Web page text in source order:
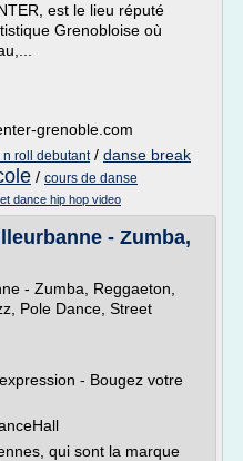
est le lieu réputé
Grenobloise où
grenoble.com
roll debutant/ danse break
/ cours de danse
dance hip hop video
- Zumba,
- Zumba, Reggaeton,
Pole Dance, Street
- Bougez votre
qui sont la marque